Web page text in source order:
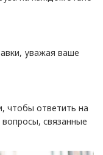
уважая ваше
чтобы ответить на
связанные